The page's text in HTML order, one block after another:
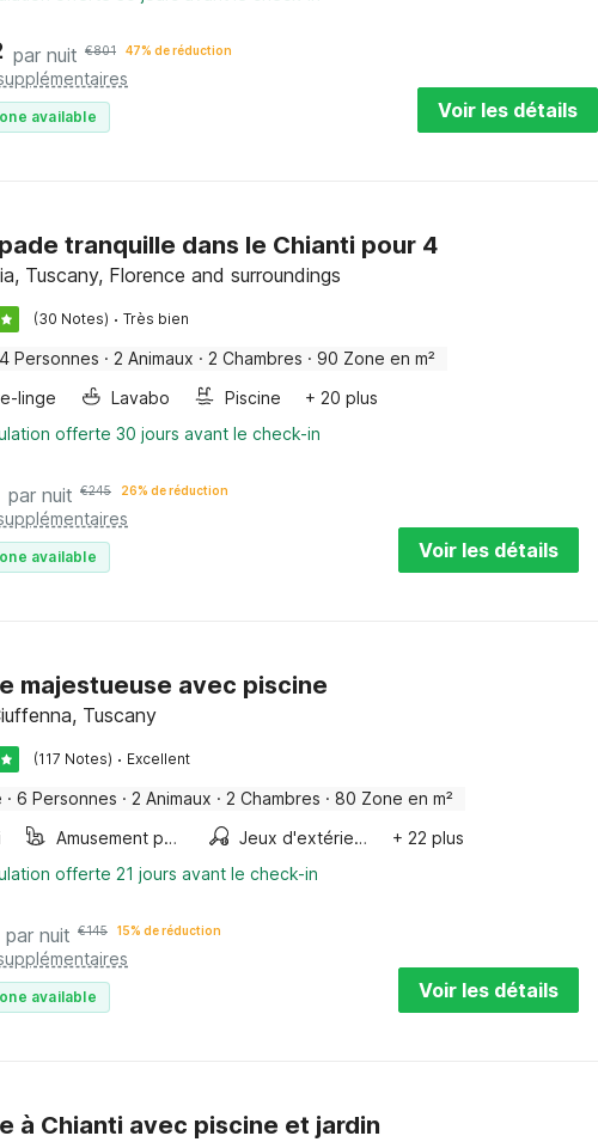
par nuit €801 47% de réduction
available Voir les détails
tranquille dans le Chianti pour 4
Tuscany, Florence and surroundings
(30 Notes) · Très bien
4 Personnes · 2 Animaux · 2 Chambres · 90 Zone en m²
linge
Lavabo Piscine
+ 20 plus
offerte 30 jours avant le check-in
par nuit €245 26% de réduction
available Voir les détails
majestueuse avec piscine
Tuscany
(117 Notes) · Excellent
· 6 Personnes · 2 Animaux · 2 Chambres · 80 Zone en m²
Amusement pour les enfants Jeux d'extérieur
+ 22 plus
offerte 21 jours avant le check-in
par nuit €145 15% de réduction
available Voir les détails
à Chianti avec piscine et jardin